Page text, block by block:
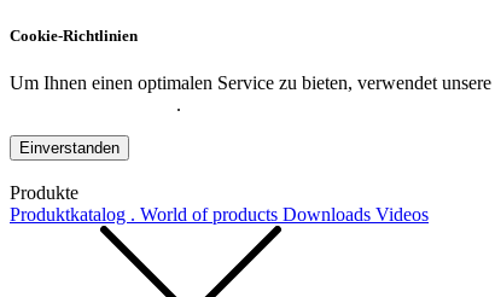
Cookie-Richtlinien
Um Ihnen einen optimalen Service zu bieten, verwendet
.
Einverstanden
Produkte
Produktkatalog . World of products Downloads Videos